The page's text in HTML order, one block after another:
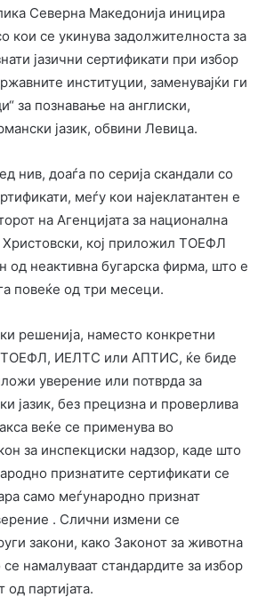
Северна Македонија иницира
кои се укинува задолжителноста за
јазични сертификати при избор
институции, заменувајќи ги
за познавање на англиски,
јазик, обвини Левица.
нив, доаѓа по серија скандали со
меѓу кои најеклатантен е
на Агенцијата за национална
Христовски, кој приложил ТОЕФЛ
од неактивна бугарска фирма, што е
повеќе од три месеци.
решенија, наместо конкретни
ТОЕФЛ, ИЕЛТС или АПТИС, ќе биде
уверение или потврда за
јазик, без прецизна и проверлива
веќе се применува во
за инспекциски надзор, каде што
признатите сертификати се
само меѓународно признат
. Слични измени се
закони, како Законот за животна
намалуваат стандардите за избор
од партијата.